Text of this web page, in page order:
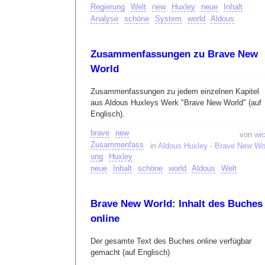
Regierung
Welt new Huxley neue
Inhalt
Analyse
schöne System world Aldous
Zusammenfassungen zu Brave New
World
Zusammenfassungen zu jedem einzelnen Kapitel
aus Aldous Huxleys Werk "Brave New World" (auf
Englisch).
von
in Aldous Huxley - Brave New
brave
new
Zusammenfass
ung
Huxley
neue
Inhalt schöne world Aldous Welt
Brave New World: Inhalt des Buches
online
Der gesamte Text des Buches online verfügbar
gemacht (auf Englisch)